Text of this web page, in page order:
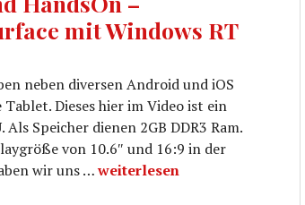
mit Windows RT
neben diversen Android und iOS
Dieses hier im Video ist ein
Speicher dienen 2GB DDR3 Ram.
von 10.6″ und 16:9 in der
wir uns …Unboxing und HandsOn –
weiterlesen